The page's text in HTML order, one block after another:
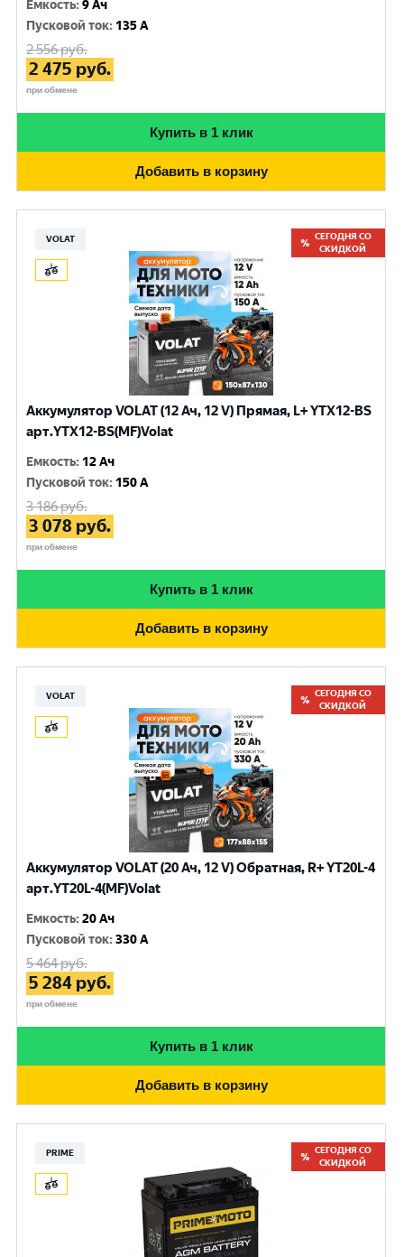
Емкость:9 Ач
Пусковой ток: 135 A
2 556руб.
2 475 руб.
при обмене
Купить в 1 клик
Добавить в корзину
VOLAT
СЕГОДНЯ СО
СКИДКОЙ
Аккумулятор VOLAT (12 Ач, 12 V) Прямая, L+ YTX12-BS
арт.YTX12-BS(MF)Volat
Емкость: 12 Ач
Пусковой ток: 150 A
3 186руб.
3 078 руб.
при обмене
Купить в 1 клик
Добавить в корзину
VOLAT
СЕГОДНЯ СО
СКИДКОЙ
Аккумулятор VOLAT (20 Ач, 12 V) Обратная, R+ YT20L-4
арт.YT20L-4(MF)Volat
Емкость:20 Ач
Пусковой ток:330 A
5 464руб.
5 284 руб.
при обмене
Купить в 1 клик
Добавить в корзину
PRIME
СЕГОДНЯ СО
СКИДКОЙ